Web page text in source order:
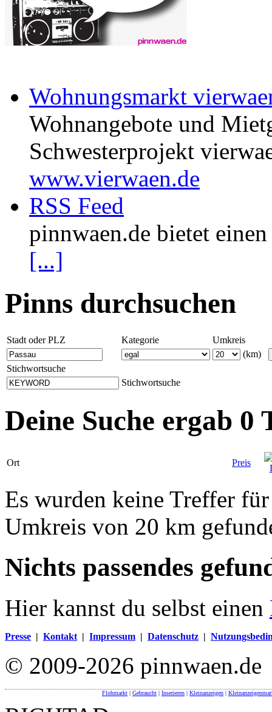
Wohnungsmarkt
Wohnangebote und
Schwesterprojekt
www.vierwaen.de
RSS Feed
pinnwaen.de bietet
[...]
Pinns durchsuchen
Stadt oder PLZ Kategorie
Umkreis
(km)
Stichwortsuche
Stichwortsuche
Deine Suche ergab 0
Ort Preis
Es wurden keine Treffer
Umkreis von 20 km
Nichts passendes
Hier kannst du selbst einen
Presse | Kontakt | Impressum | Datenschutz |
© 2009-2026 pinnwaen.de
Flohmarkt | Gebraucht | Inserieren | Kleinanzeigen |